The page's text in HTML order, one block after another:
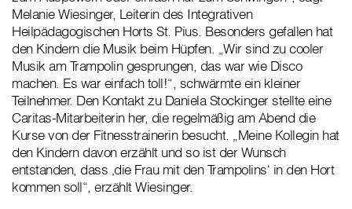
Melanie Wiesinger, Leiterin des Integrativen
Heilpädagogischen Horts St. Pius. Besonders gefallen hat
den Kindern die Musik beim Hüpfen. „Wir sind zu cooler
Musik am Trampolin gesprungen, das war wie Disco
machen. Es war einfach toll!“, schwärmte ein kleiner
Teilnehmer. Den Kontakt zu Daniela Stockinger stellte eine
Caritas-Mitarbeiterin her, die regelmäßig am Abend die
Kurse von der Fitnesstrainerin besucht. „Meine Kollegin hat
den Kindern davon erzählt und so ist der Wunsch
entstanden, dass ‚die Frau mit den Trampolins‘ in den Hort
kommen soll“, erzählt Wiesinger.